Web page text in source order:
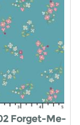
Forget-Me-